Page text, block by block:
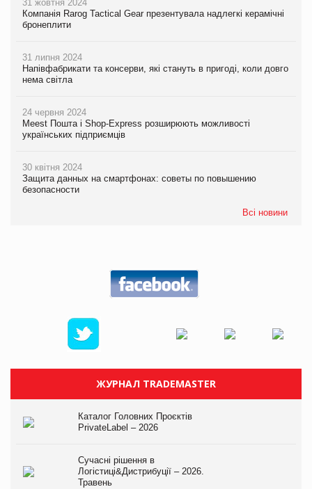
31 жовтня 2024
Компанія Rarog Tactical Gear презентувала надлегкі керамічні
бронеплити
31 липня 2024
Напівфабрикати та консерви, які стануть в пригоді, коли довго
нема світла
24 червня 2024
Meest Пошта і Shop-Express розширюють можливості
українських підприємців
30 квітня 2024
Защита данных на смартфонах: советы по повышению
безопасности
Всі новини
ЖУРНАЛ TRADEMASTER
Каталог Головних Проєктів
PrivateLabel – 2026
Сучасні рішення в
Логістиці&Дистрибуції – 2026.
Травень